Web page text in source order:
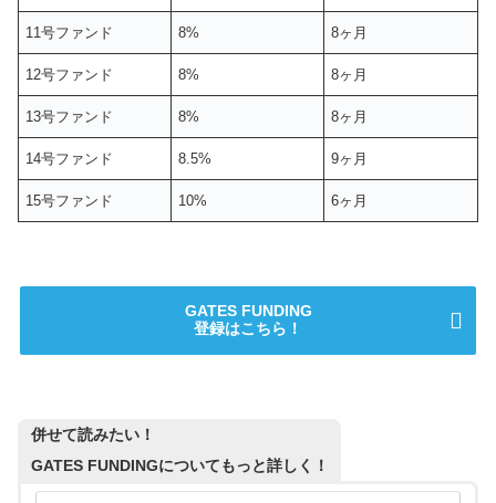
11号ファンド 8% 8ヶ月
12号ファンド 8% 8ヶ月
13号ファンド 8% 8ヶ月
14号ファンド 8.5% 9ヶ月
15号ファンド 10% 6ヶ月
GATES FUNDING
登録はこちら！
併せて読みたい！
GATES FUNDINGについてもっと詳しく！